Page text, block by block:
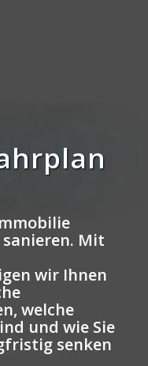
Mit
wir Ihnen
welche
und wie Sie
senken